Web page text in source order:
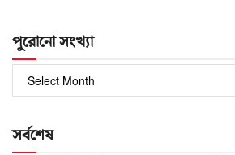
পুরোনো সংখ্যা
সংখ্যা
সর্বশেষ